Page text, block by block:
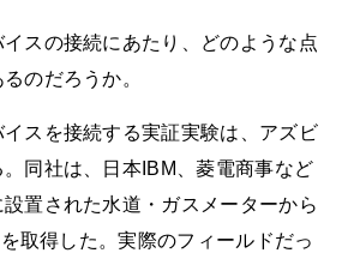
スの接続にあたり、どのような点
のだろうか。
スを接続する実証実験は、アズビ
同社は、日本IBM、菱電商事など
置された水道・ガスメーターから
取得した。実際のフィールドだっ